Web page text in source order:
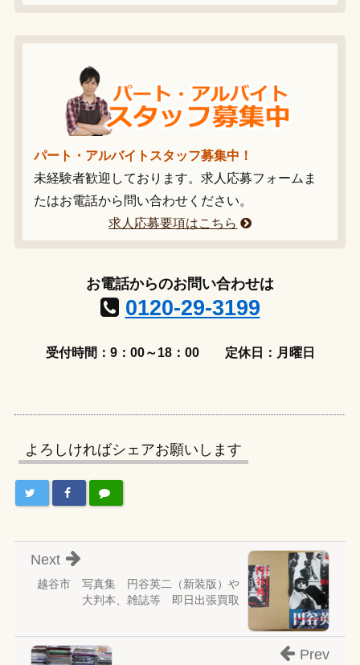
パート・アルバイトスタッフ募集中！
未経験者歓迎しております。求人応募フォームま
たはお電話から問い合わせください。
求人応募要項はこちら
お電話からのお問い合わせは
0120-29-3199
受付時間：9：00～18：00 定休日：月曜日
よろしければシェアお願いします
越谷市 写真集 円谷英二（新装版）や
大判本、雑誌等 即日出張買取
Next
Prev